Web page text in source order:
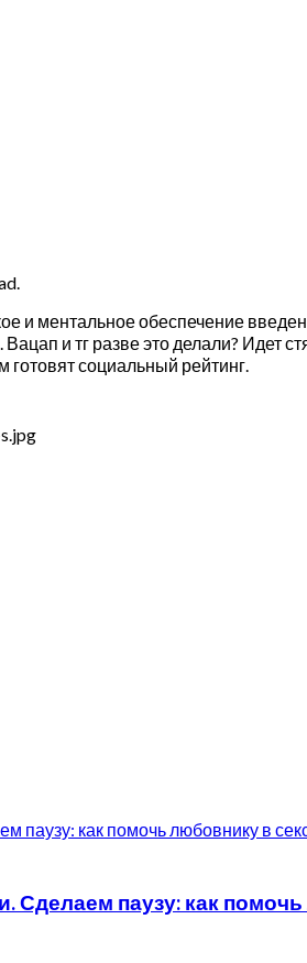
и ментальное обеспечение
и тг разве это делали?
социальный рейтинг.
паузу: как